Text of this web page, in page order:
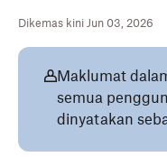
Dikemas kini Jun 03, 2026
Maklumat
semua
dinyatakan